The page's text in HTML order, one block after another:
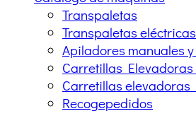
Transpaletas
Transpaletas eléctricas
Apiladores manuales
Carretillas
Carretillas elevadoras
Recogepedidos